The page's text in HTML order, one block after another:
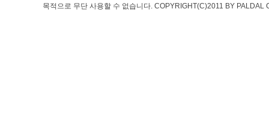
목적으로 무단 사용할 수 없습니다. COPYRIGHT(C)2011 BY PALDAL